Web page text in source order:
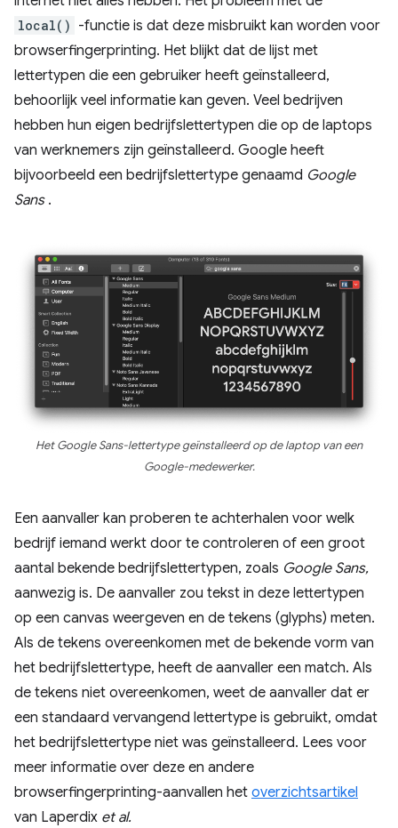
local() -functie is dat deze misbruikt kan worden voor
browserfingerprinting. Het blijkt dat de lijst met
lettertypen die een gebruiker heeft geïnstalleerd,
behoorlijk veel informatie kan geven. Veel bedrijven
hebben hun eigen bedrijfslettertypen die op de laptops
van werknemers zijn geïnstalleerd. Google heeft
bijvoorbeeld een bedrijfslettertype genaamd Google
Sans.
Het Google Sans-lettertype geïnstalleerd op de laptop van een
Google-medewerker.
Een aanvaller kan proberen te achterhalen voor welk
bedrijf iemand werkt door te controleren of een groot
aantal bekende bedrijfslettertypen, zoals Google Sans,
aanwezig is. De aanvaller zou tekst in deze lettertypen
op een canvas weergeven en de tekens (glyphs) meten.
Als de tekens overeenkomen met de bekende vorm van
het bedrijfslettertype, heeft de aanvaller een match. Als
de tekens niet overeenkomen, weet de aanvaller dat er
een standaard vervangend lettertype is gebruikt, omdat
het bedrijfslettertype niet was geïnstalleerd. Lees voor
meer informatie over deze en andere
browserfingerprinting-aanvallen het overzichtsartikel
van Laperdix et al.